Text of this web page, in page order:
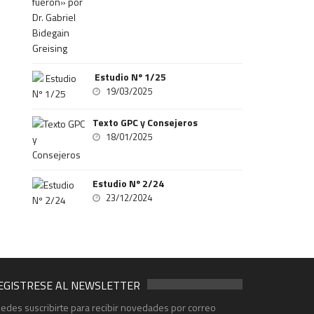
Estudio Nº 1/25
19/03/2025
Texto GPC y Consejeros
18/01/2025
Estudio Nº 2/24
23/12/2024
AL NEWSLETTER
suscribirte para recibir novedades por correo